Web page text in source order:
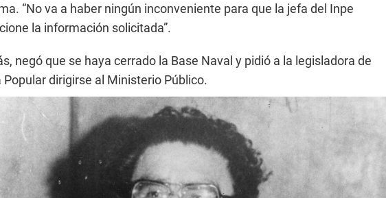
“No va a haber ningún inconveniente para que la jefa del Inpe
la información solicitada”.
negó que se haya cerrado la Base Naval y pidió a la legisladora de
Popular dirigirse al Ministerio Público.